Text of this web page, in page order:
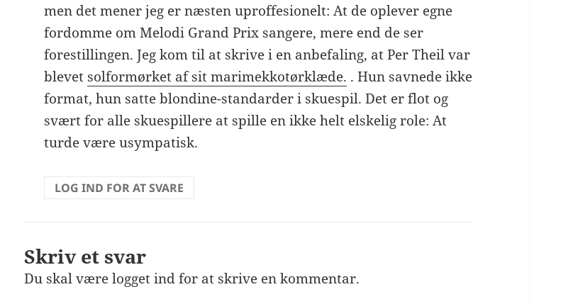
men det mener jeg er næsten uproffesionelt: At de oplever egne
fordomme om Melodi Grand Prix sangere, mere end de ser
forestillingen. Jeg kom til at skrive i en anbefaling, at Per Theil var
blevet solformørket af sit marimekkotørklæde. . Hun savnede ikke
format, hun satte blondine-standarder i skuespil. Det er flot og
svært for alle skuespillere at spille en ikke helt elskelig role: At
turde være usympatisk.
LOG IND FOR AT SVARE
Skriv et svar
Du skal værelogget indfor at skrive en kommentar.